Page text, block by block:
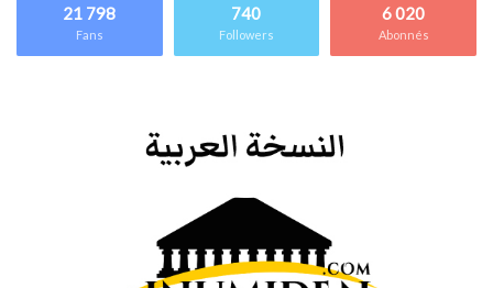
21 798
Fans
740
Followers
6 020
Abonnés